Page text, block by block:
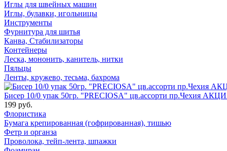
Иглы для швейных машин
Иглы, булавки, игольницы
Инструменты
Фурнитура для шитья
Канва, Стабилизаторы
Контейнеры
Леска, мононить, канитель, нитки
Пяльцы
Ленты, кружево, тесьма, бахрома
Бисер 10/0 упак 50гр. "PRECIOSA" цв.ассорти пр.Чехия
199 руб.
Флористика
Бумага крепированная (гофрированная), тишью
Фетр и органза
Проволока, тейп-лента, шпажки